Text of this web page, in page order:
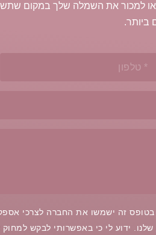
למכור את השמלה שלך במקום
ביותר.
זה ישמשו את החברה לצרכי
שלנו. ידוע לי כי באפשרותי לבקש